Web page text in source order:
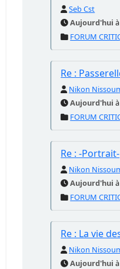
Seb Cst
Aujourd'hui
FORUM
Re :
Nikon
Aujourd'hui
FORUM
Re : -Portrait-
Nikon
Aujourd'hui
FORUM
Re : La vie
Nikon
Aujourd'hui